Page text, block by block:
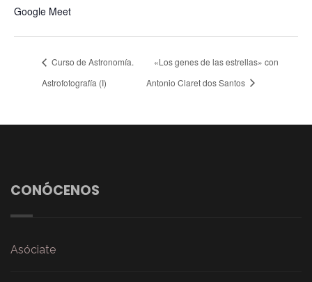
Google Meet
Curso de Astronomía.
Astrofotografía (I)
«Los genes de las estrellas» con
Antonio Claret dos Santos
CONÓCENOS
Asóciate